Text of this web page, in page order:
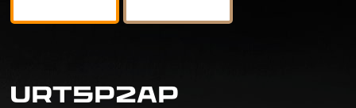
URT5P2AP